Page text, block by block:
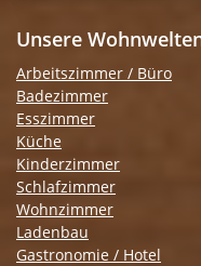
Unsere
Arbeitszimmer / Büro
Badezimmer
Esszimmer
Küche
Kinderzimmer
Schlafzimmer
Wohnzimmer
Ladenbau
Gastronomie / Hotel